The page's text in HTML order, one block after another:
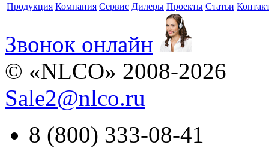
Продукция Компания Сервис Дилеры Проекты Статьи
Звонок онлайн
© «NLCO» 2008-2026
Sale2@nlco.ru
8 (800) 333-08-41